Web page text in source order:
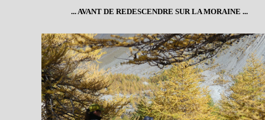
... AVANT DE REDESCENDRE SUR LA MORAINE ...